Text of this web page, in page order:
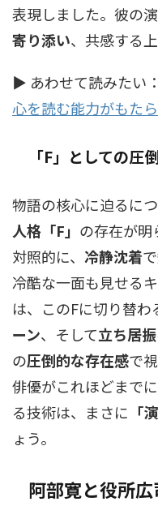
表現しました。彼の
寄り添い、共感する
▶ あわせて読みたい：
心を読む能力がもた
「F」としての圧
物語の核心に迫るに
人格「F」 の存在が明
対照的に、 冷静沈着で
冷酷な一面も見せる
は、このFに切り替わ
ーン、そして立ち居
の圧倒的な存在感で
俳優がこれほどまで
る技術は、まさに 「
ょう。
阿部寛と役所